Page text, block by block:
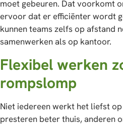
moet gebeuren. Dat voorkomt
ervoor dat er efficiënter wordt
kunnen teams zelfs op afstand
samenwerken als op kantoor.
Flexibel werken
rompslomp
Niet iedereen werkt het liefst
presteren beter thuis, anderen